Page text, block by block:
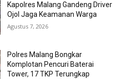
Kapolres Malang Gandeng Driver
Ojol Jaga Keamanan Warga
Agustus 7, 2026
Polres Malang Bongkar
Komplotan Pencuri Baterai
Tower, 17 TKP Terungkap